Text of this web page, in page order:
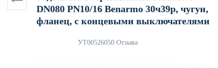
DN080 PN10/16 Benarmo 30ч39р, чугун,
фланец, с концевыми выключателями
УТ00526050 Отзыва